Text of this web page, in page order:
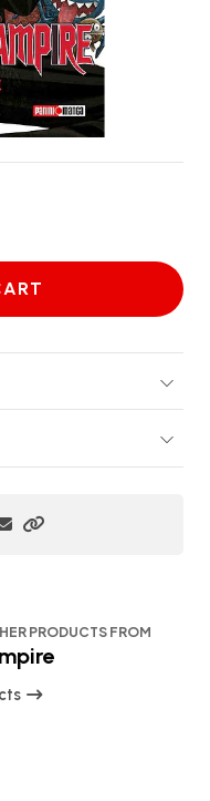
PRODUCTS FROM